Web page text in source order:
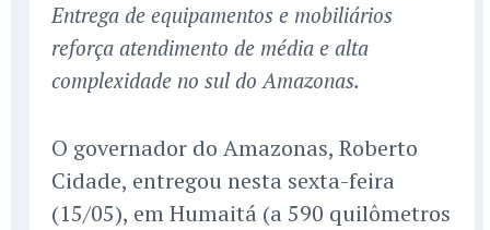
Entrega de equipamentos e mobiliários
reforça atendimento de média e alta
complexidade no sul do Amazonas.
O governador do Amazonas, Roberto
Cidade, entregou nesta sexta-feira
(15/05), em Humaitá (a 590 quilômetros